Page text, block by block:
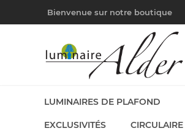
Bienvenue sur notre boutique
LUMINAIRES DE PLAFOND
EXCLUSIVITÉS CIRCULAIRE